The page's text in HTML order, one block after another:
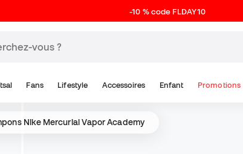
-10 % code FLDAY10
Fans Lifestyle Accessoires Enfant Promotions
Nike Mercurial Vapor Academy